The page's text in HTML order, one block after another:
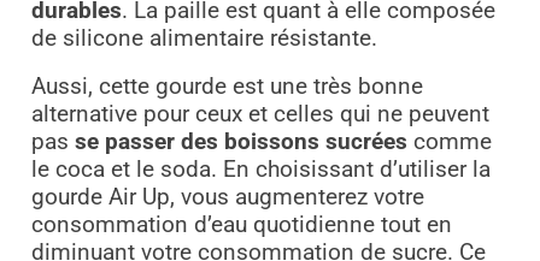
durables. La paille est quant à elle composée
de silicone alimentaire résistante.
Aussi, cette gourde est une très bonne
alternative pour ceux et celles qui ne peuvent
pas se passer des boissons sucrées comme
le coca et le soda. En choisissant d’utiliser la
gourde Air Up, vous augmenterez votre
consommation d’eau quotidienne tout en
diminuant votre consommation de sucre. Ce